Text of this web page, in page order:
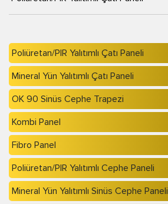
Poliüretan/PIR Yalıtımlı Çatı Paneli
Mineral Yün Yalıtımlı Çatı Paneli
OK 90 Sinüs Cephe Trapezi
Kombi Panel
Fibro Panel
Poliüretan/PIR Yalıtımlı Cephe Paneli
Mineral Yün Yalıtımlı Sinüs Cephe Paneli